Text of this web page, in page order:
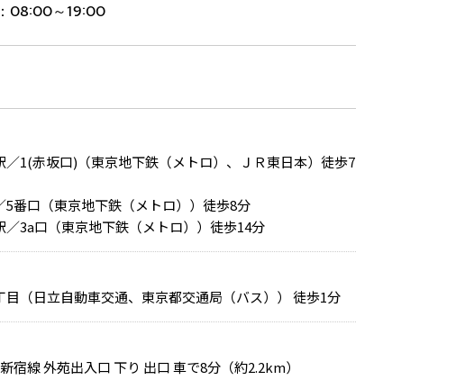
08:00～19:00
／1(赤坂口)（東京地下鉄（メトロ）、ＪＲ東日本）徒歩7
5番口（東京地下鉄（メトロ））徒歩8分
／3a口（東京地下鉄（メトロ））徒歩14分
目（日立自動車交通、東京都交通局（バス）） 徒歩1分
宿線 外苑出入口 下り 出口 車で8分（約2.2km）